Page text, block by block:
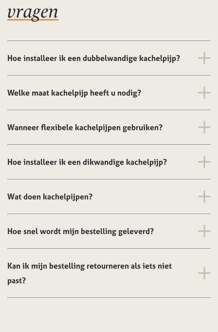
vragen
Hoe installeer ik een dubbelwandige kachelpijp?
Welke maat kachelpijp heeft u nodig?
Wanneer flexibele kachelpijpen gebruiken?
Hoe installeer ik een dikwandige kachelpijp?
Wat doen kachelpijpen?
Hoe snel wordt mijn bestelling geleverd?
Kan ik mijn bestelling retourneren als iets niet
past?